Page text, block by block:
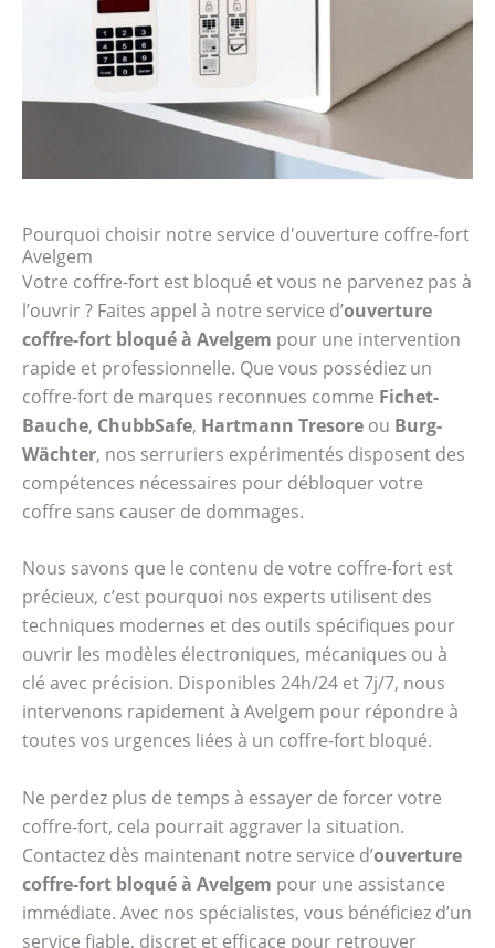
Pourquoi choisir notre service d'ouverture coffre-fort
Avelgem
Votre coffre-fort est bloqué et vous ne parvenez pas à
l’ouvrir ? Faites appel à notre service d’ouverture
coffre-fort bloqué à Avelgem pour une intervention
rapide et professionnelle. Que vous possédiez un
coffre-fort de marques reconnues comme Fichet-
Bauche, ChubbSafe, Hartmann Tresore ou Burg-
Wächter, nos serruriers expérimentés disposent des
compétences nécessaires pour débloquer votre
coffre sans causer de dommages.
Nous savons que le contenu de votre coffre-fort est
précieux, c’est pourquoi nos experts utilisent des
techniques modernes et des outils spécifiques pour
ouvrir les modèles électroniques, mécaniques ou à
clé avec précision. Disponibles 24h/24 et 7j/7, nous
intervenons rapidement à Avelgem pour répondre à
toutes vos urgences liées à un coffre-fort bloqué.
Ne perdez plus de temps à essayer de forcer votre
coffre-fort, cela pourrait aggraver la situation.
Contactez dès maintenant notre service d’ouverture
coffre-fort bloqué à Avelgem pour une assistance
immédiate. Avec nos spécialistes, vous bénéficiez d’un
service fiable, discret et efficace pour retrouver